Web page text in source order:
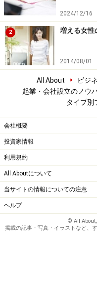
2024/12/16
2 増える女性
2014/08/01
All About > ビジ
起業・会社設立のノウ
タイプ別
会社概要
投資家情報
利用規約
All Aboutについて
当サイトの情報についての注意
ヘルプ
© All
掲載の記事・写真・イラストなど、